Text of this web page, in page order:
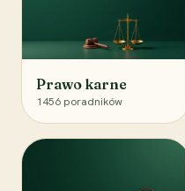
Prawo karne
1456 poradników